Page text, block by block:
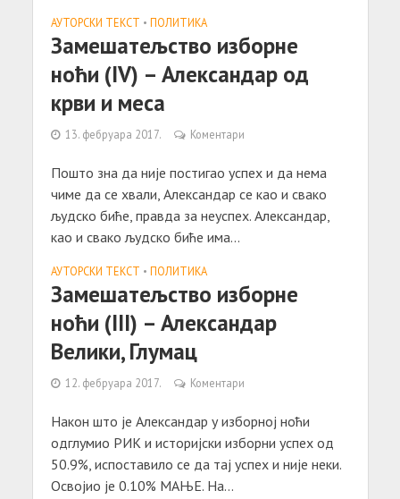
АУТОРСКИ ТЕКСТ • ПОЛИТИКА
Замешатељство изборне
ноћи (IV) – Александар од
крви и меса
13. фебруара 2017. Коментари
Пошто зна да није постигао успех и да нема
чиме да се хвали, Александар се као и свако
људско биће, правда за неуспех. Александар,
као и свако људско биће има...
АУТОРСКИ ТЕКСТ • ПОЛИТИКА
Замешатељство изборне
ноћи (III) – Александар
Велики, Глумац
12. фебруара 2017. Коментари
Након што је Александар у изборној ноћи
одглумио РИК и историјски изборни успех од
50.9%, испоставило се да тај успех и није неки.
Освојио је 0.10% МАЊЕ. На...